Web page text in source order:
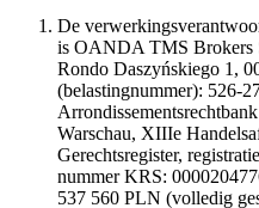
De
is OANDA TMS Brokers
Rondo Daszyńskiego 1,
(belastingnummer): 526-
Warschau, XIIIe
Gerechtsregister,
nummer KRS:
537 560 PLN (volledig